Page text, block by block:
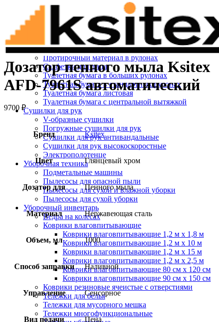
Бумажные сиденья для унитаза
Дезинфицирующие средства
Жидкое мыло TORK
Картриджи и баллоны для диспенсеров
освежителя воздуха
Листовые бумажные полотенца
Протирочный материал в рулонах
Салфетки для лица
Туалетная бумага в больших рулонах
Туалетная бумага в стандартных рулонах
Туалетная бумага листовая
Туалетная бумага с центральной вытяжкой
Сушилки для рук
V-образные сушилки
Погружные сушилки для рук
Сушилки для рук антивандальные
Сушилки для рук высокоскоростные
Электрополотенце
Уборочная техника
Подметальные машины
Пылесосы для опасной пыли
Пылесосы для сухой и влажной уборки
Пылесосы для сухой уборки
Уборочный инвентарь
Ведра на колесах
Коврики влаговпитывающие
Коврики влаговпитывающие 1,2 м х 1,8 м
Коврики влаговпитывающие 1,2 м х 10 м
Коврики влаговпитывающие 1,2 м х 15 м
Коврики влаговпитывающие 1,2 м х 2,5 м
Коврики влаговпитывающие 80 см х 120 см
Коврики влаговпитывающие 90 см х 150 см
Коврики резиновые ячеистые с отверстиями
Тележки для белья
Тележки для мусорного мешка
Тележки многофункциональные
Дозатор пенного мыла Ksitex
AFD-7961S автоматический
9700 ₽
Бренд Ksitex
Цвет Глянцевый хром
Дозатор для Пенного мыла
Материал Нержавеющая сталь
Объем, мл 1000
Способ заправки Наливной
Управление Сенсорное
Вид подачи Пена